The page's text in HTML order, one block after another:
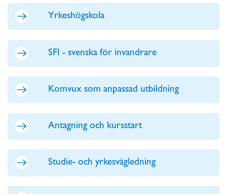
Yrkeshögskola
SFI - svenska för invandrare
Komvux som anpassad utbildning
Antagning och kursstart
Studie- och yrkesvägledning